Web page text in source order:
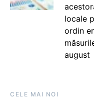
locale
ordin
august
CELE MAI NOI